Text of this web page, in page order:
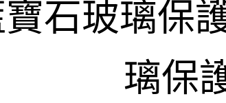
石玻璃保
璃保